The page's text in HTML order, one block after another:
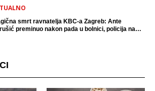
smrt ravnatelja KBC-a Zagreb: Ante
preminuo nakon pada u bolnici, policija na